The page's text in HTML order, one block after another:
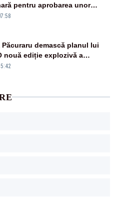
pentru aprobarea unor
PNRR
Păcuraru demască planul lui
nouă ediție explozivă a
Zilei” la Realitatea PLUS